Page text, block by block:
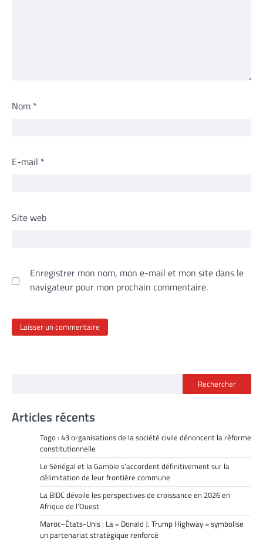
Nom *
E-mail *
Site web
Enregistrer mon nom, mon e-mail et mon site dans le
navigateur pour mon prochain commentaire.
Rechercher
Articles récents
Togo : 43 organisations de la société civile dénoncent la réforme
constitutionnelle
Le Sénégal et la Gambie s’accordent définitivement sur la
délimitation de leur frontière commune
La BIDC dévoile les perspectives de croissance en 2026 en
Afrique de l’Ouest
Maroc–États-Unis : La « Donald J. Trump Highway » symbolise
un partenariat stratégique renforcé